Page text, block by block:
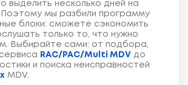
выделить несколько дней на
Поэтому мы разбили программу
блоки: сможете сэкономить
только то, что нужно
Выбирайте сами: от подбора,
RAC/PAC/Multi MDV до
и поиска неисправностей
MDV.